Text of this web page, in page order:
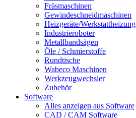
Fräsmaschinen
Gewindeschneidmaschinen
Heizgeräte/Werkstattheizung
Industrieroboter
Metallbandsägen
Öle / Schmierstoffe
Rundtische
Wabeco Maschinen
Werkzeugwechsler
Zubehör
Software
Alles anzeigen aus Software
CAD / CAM Software